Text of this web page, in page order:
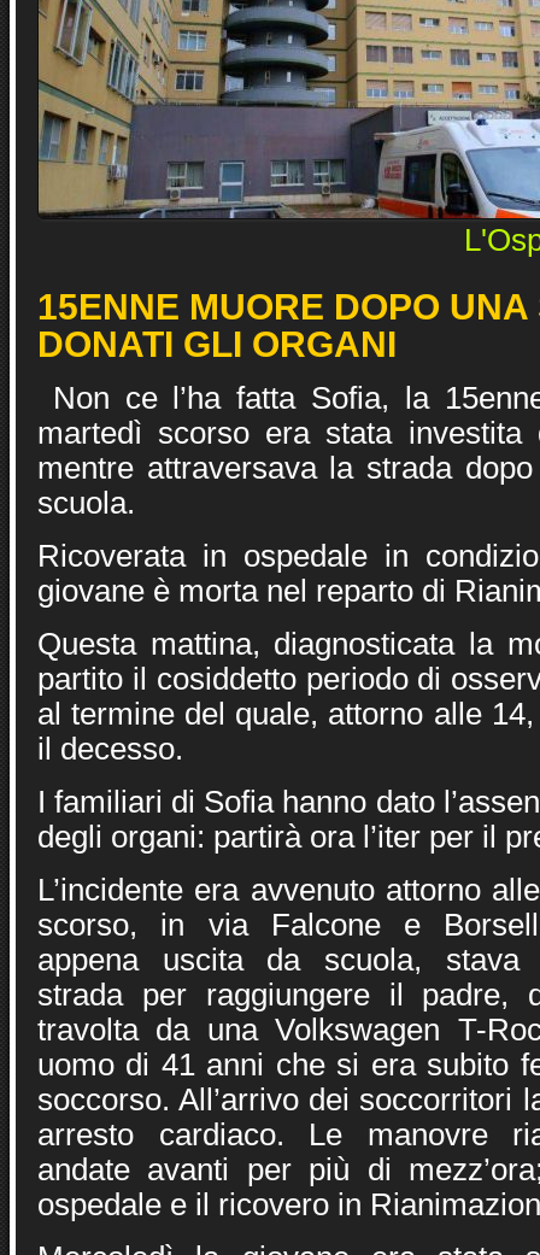
15ENNE MUORE DOPO
DONATI GLI ORGANI
Non ce l’ha fatta Sofia, la
martedì scorso era stata investita
mentre attraversava la strada
scuola.
Ricoverata in ospedale in
giovane è morta nel reparto di
Questa mattina, diagnosticata la
partito il cosiddetto periodo di
al termine del quale, attorno alle
il decesso.
I familiari di Sofia hanno dato
degli organi: partirà ora l’iter per il
L’incidente era avvenuto attorno
scorso, in via Falcone e
appena uscita da scuola, stava
strada per raggiungere il padre,
travolta da una Volkswagen T-
uomo di 41 anni che si era subito
soccorso. All’arrivo dei soccorritori
arresto cardiaco. Le manovre
andate avanti per più di
ospedale e il ricovero in